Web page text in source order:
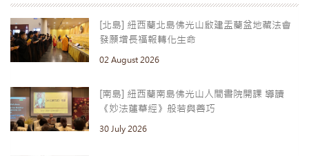
[北島] 紐西蘭北島佛光山啟建盂蘭盆地藏法會
發願增長福報轉化生命
02 August 2026
[南島] 紐西蘭南島佛光山人間書院開課 導讀
《妙法蓮華經》般若與善巧
30 July 2026